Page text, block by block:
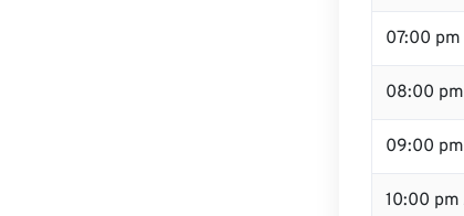
07:00 pm
08:00
09:00
10:00 pm